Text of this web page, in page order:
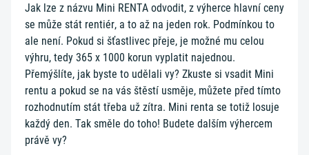
Jak lze z názvu Mini RENTA odvodit, z výherce hlavní ceny
se může stát rentiér, a to až na jeden rok. Podmínkou to
ale není. Pokud si šťastlivec přeje, je možné mu celou
výhru, tedy 365 x 1000 korun vyplatit najednou.
Přemýšlíte, jak byste to udělali vy? Zkuste si vsadit Mini
rentu a pokud se na vás štěstí usměje, můžete před tímto
rozhodnutím stát třeba už zítra. Mini renta se totiž losuje
každý den. Tak směle do toho! Budete dalším výhercem
právě vy?